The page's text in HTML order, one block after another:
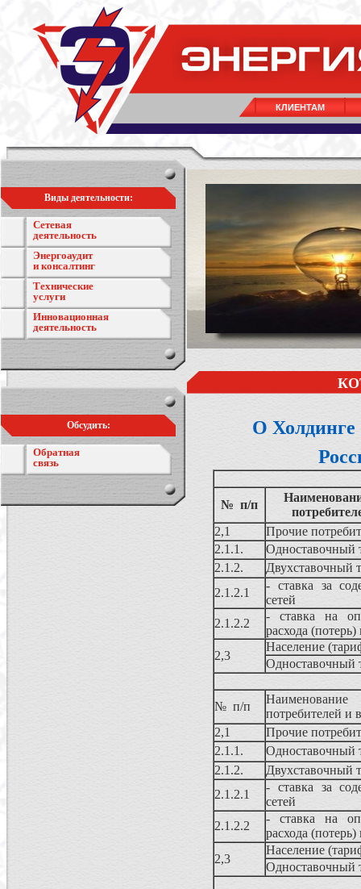
КЛИЕНТАМ
Виды деятельности:
Сетевая
деятельность
Энергоаудит
и консалтинг
Технические
услуги
Инновационная
деятельность
Обсудить:
Обратная
связь
О Холдинге
№ п/п
2,1
Прочие
2.1.1.
Одноставочный
2.1.2.
Двухставочный
2.1.2.1
- ставка за
сетей
2.1.2.2
- ставка на
расхода (потерь)
2,3
Население
Одноставочный
№ п/п
потребителей и
2,1
Прочие
2.1.1.
Одноставочный
2.1.2.
Двухставочный
2.1.2.1
- ставка за
сетей
2.1.2.2
- ставка на
расхода (потерь)
2,3
Население
Одноставочный